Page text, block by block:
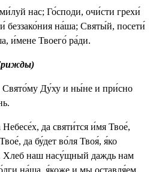
нас; Го́споди, очи́сти грехи́
беззако́ния на́ша; Святы́й, посети́
и́мене Твоего́ ра́ди.
Ду́ху и ны́не и при́сно
да святи́тся и́мя Твое́,
да бу́дет во́ля Твоя́, я́ко
Хлеб наш насу́щный даждь нам